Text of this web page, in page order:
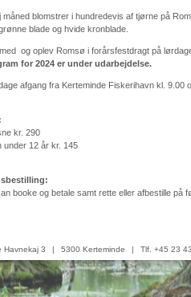
måned blomstrer i hundredevis af tjørne på
blade og hvide kronblade.
og oplev Romsø i forårsfestdragt på
for 2024 er under udarbejdelse.
afgang fra Kerteminde Fiskerihavn kl. 9.00
kr. 290
under 12 år kr. 145
booke og betale samt rette eller afbestille på
Havnekaj 3 | 5300 Kerteminde | Tlf. +45 23